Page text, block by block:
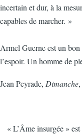
incertain et dur, à la
capables de marcher. »
Armel Guerne est un
l’espoir. Un homme de
Jean Peyrade, Dimanche
« L’Âme insurgée » est